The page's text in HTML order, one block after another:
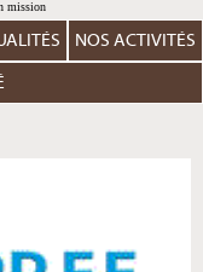
NOS ACTIVITÉS